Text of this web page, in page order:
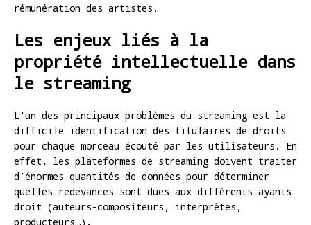
rémunération des artistes.
Les enjeux liés à la
propriété intellectuelle dans
le streaming
L’un des principaux problèmes du streaming est la
difficile identification des titulaires de droits
pour chaque morceau écouté par les utilisateurs. En
effet, les plateformes de streaming doivent traiter
d’énormes quantités de données pour déterminer
quelles redevances sont dues aux différents ayants
droit (auteurs-compositeurs, interprètes,
producteurs…).